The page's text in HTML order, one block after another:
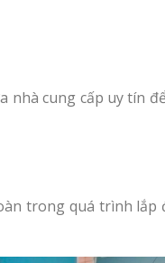
nhà cung cấp uy tín
trong quá trình lắp